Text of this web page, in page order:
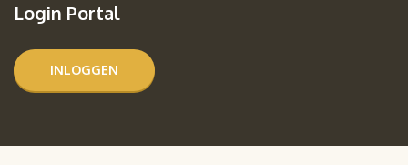
Login Portal
INLOGGEN